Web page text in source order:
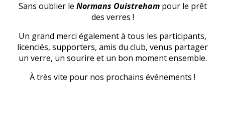
Sans oublier le Normans Ouistrehampour le prêt
des verres !
Un grand merci également à tous les participants,
licenciés, supporters, amis du club, venus partager
un verre, un sourire et un bon moment ensemble.
À très vite pour nos prochains événements !